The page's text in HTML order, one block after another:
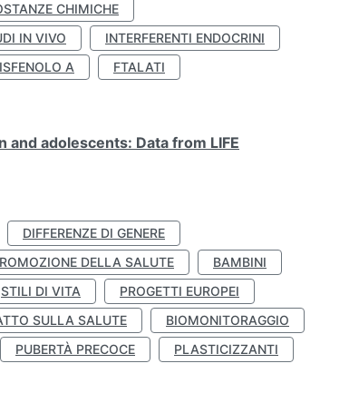
CHIMICHE
IN VIVO
INTERFERENTI ENDOCRINI
A
FTALATI
adolescents: Data from LIFE
DIFFERENZE DI GENERE
DELLA SALUTE
BAMBINI
STILI DI VITA
PROGETTI EUROPEI
SULLA SALUTE
BIOMONITORAGGIO
PUBERTÀ PRECOCE
PLASTICIZZANTI